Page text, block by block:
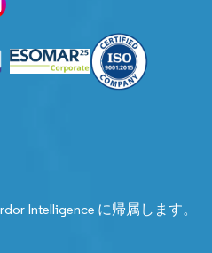
Intelligence に帰属します。